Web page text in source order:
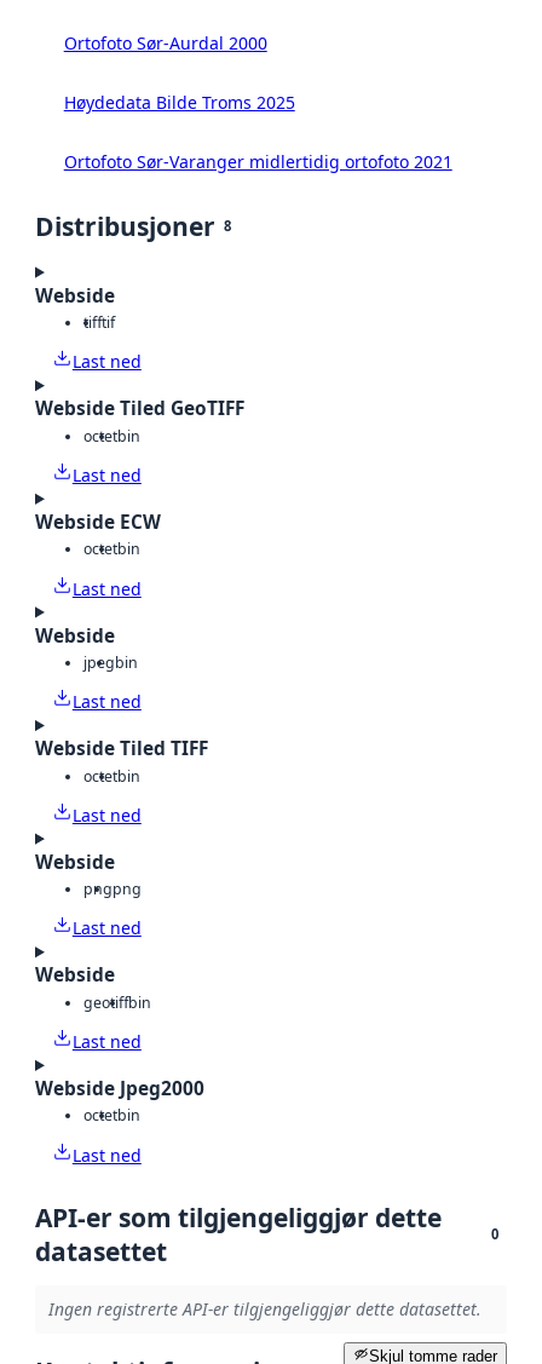
Ortofoto Sør-Aurdal 2000
Høydedata Bilde Troms 2025
Ortofoto Sør-Varanger midlertidig ortofoto 2021
Distribusjoner 8
Webside
tifftif
Last ned
Webside Tiled GeoTIFF
octetbin
Last ned
Webside ECW
octetbin
Last ned
Webside
jpegbin
Last ned
Webside Tiled TIFF
octetbin
Last ned
Webside
pngpng
Last ned
Webside
geotiffbin
Last ned
Webside Jpeg2000
octetbin
Last ned
API-er som tilgjengeliggjør dette
datasettet
0
Ingen registrerte API-er tilgjengeliggjør dette datasettet.
Skjul tomme rader